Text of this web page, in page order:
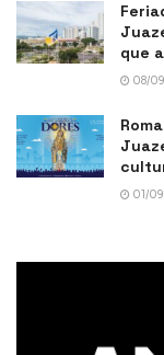
que
08/
01/